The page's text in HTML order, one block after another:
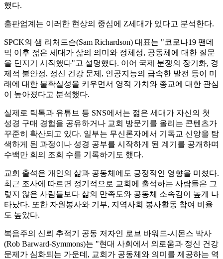
했다.
출판업계는 이러한 현상의 중심에 Z세대가 있다고 분석한다.
SPCK의 샘 리처드슨(Sam Richardson) 대표는 "코로나19 팬데
믹 이후 젊은 세대가 삶의 의미와 정체성, 공동체에 대한 질문
을 던지기 시작했다"고 설명했다. 이어 국제 분쟁의 장기화, 경
제적 불안정, 정신 건강 문제, 인공지능의 급속한 발전 등이 미
래에 대한 불확실성을 키우면서 영적 가치와 종교에 대한 관심
이 높아졌다고 분석했다.
실제로 틱톡과 유튜브 등 SNS에서는 젊은 세대가 자신의 첫
성경 구매 경험을 공유하거나 교회 방문기를 올리는 콘텐츠가
꾸준히 확산되고 있다. 일부는 무신론자에서 기독교 신앙을 탐
색하게 된 과정이나 성경 공부를 시작하게 된 계기를 공개하며
수백만 회의 조회 수를 기록하기도 했다.
교회 출석은 개인의 삶과 공동체에도 긍정적인 영향을 미쳤다.
최근 조사에 따르면 정기적으로 교회에 출석하는 사람들은 그
렇지 않은 사람들보다 삶의 만족도와 공동체 소속감이 높게 나
타났다. 또한 자원봉사와 기부, 지역사회 봉사활동 참여 비율
도 높았다.
복음주의 신뢰 추적기 공동 저자인 로브 바워드-시몬스 박사
(Rob Barward-Symmons)는 "현대 사회에서 외로움과 정신 건강
문제가 심화되는 가운데, 교회가 공동체와 의미를 제공하는 역